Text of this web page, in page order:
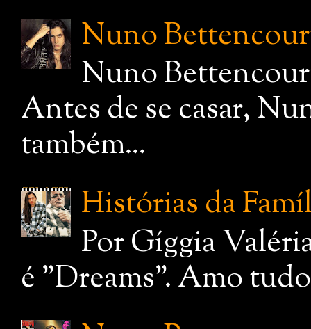
Nuno
Nuno
Antes de se casar,
também...
Histórias da
Por Gíggia
é "Dreams". Amo